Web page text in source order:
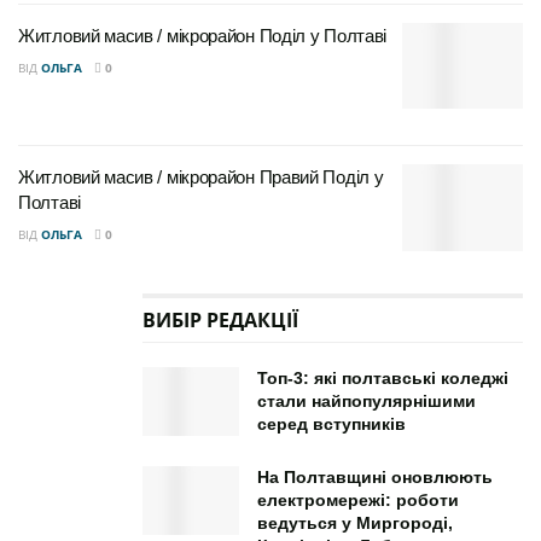
надто далеко, але й не впритул до галасливих
вулиць. Як головні орієнтири найчастіше називають
автомобілістів стає приємним бонусом.
Житловий масив / мікрорайон Поділ у Полтаві
ВІД ОЛЬГА 0
Житловий масив / мікрорайон Правий Поділ у
Полтаві
ВІД ОЛЬГА 0
ВИБІР РЕДАКЦІЇ
Топ-3: які полтавські коледжі
стали найпопулярнішими
серед вступників
На Полтавщині оновлюють
електромережі: роботи
ведуться у Миргороді,